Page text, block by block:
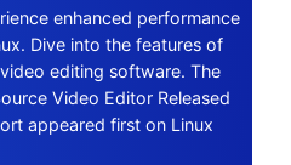
enhanced performance
Dive into the features of
editing software. The
Video Editor Released
appeared first on Linux